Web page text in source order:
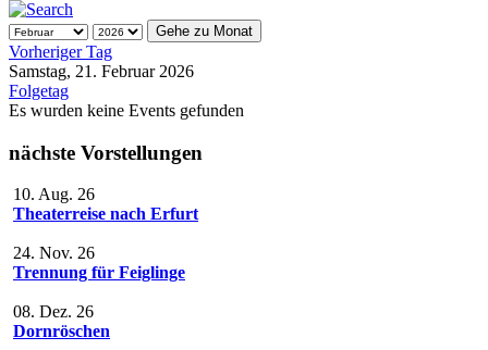
Gehe zu Monat
Vorheriger Tag
Samstag, 21. Februar 2026
Folgetag
Es wurden keine Events gefunden
nächste Vorstellungen
10. Aug. 26
Theaterreise nach Erfurt
24. Nov. 26
Trennung für Feiglinge
08. Dez. 26
Dornröschen